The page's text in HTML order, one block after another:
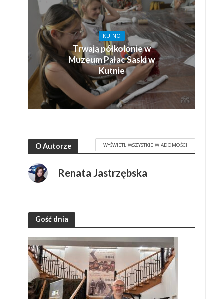
KUTNO
Trwają półkolonie w
Muzeum Pałac Saski w
Kutnie
O Autorze WYŚWIETL WSZYSTKIE WIADOMOŚCI
Renata Jastrzębska
Gość dnia